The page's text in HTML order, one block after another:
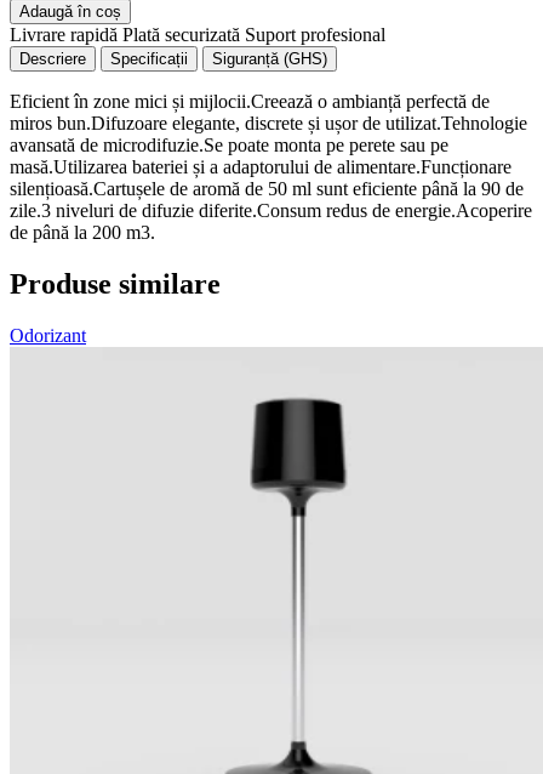
Adaugă în coș
Livrare rapidă Plată securizată Suport profesional
Descriere Specificații Siguranță (GHS)
Eficient în zone mici și mijlocii.Creează o ambianță perfectă de
miros bun.Difuzoare elegante, discrete și ușor de utilizat.Tehnologie
avansată de microdifuzie.Se poate monta pe perete sau pe
masă.Utilizarea bateriei și a adaptorului de alimentare.Funcționare
silențioasă.Cartușele de aromă de 50 ml sunt eficiente până la 90 de
zile.3 niveluri de difuzie diferite.Consum redus de energie.Acoperire
de până la 200 m3.
Produse similare
Odorizant